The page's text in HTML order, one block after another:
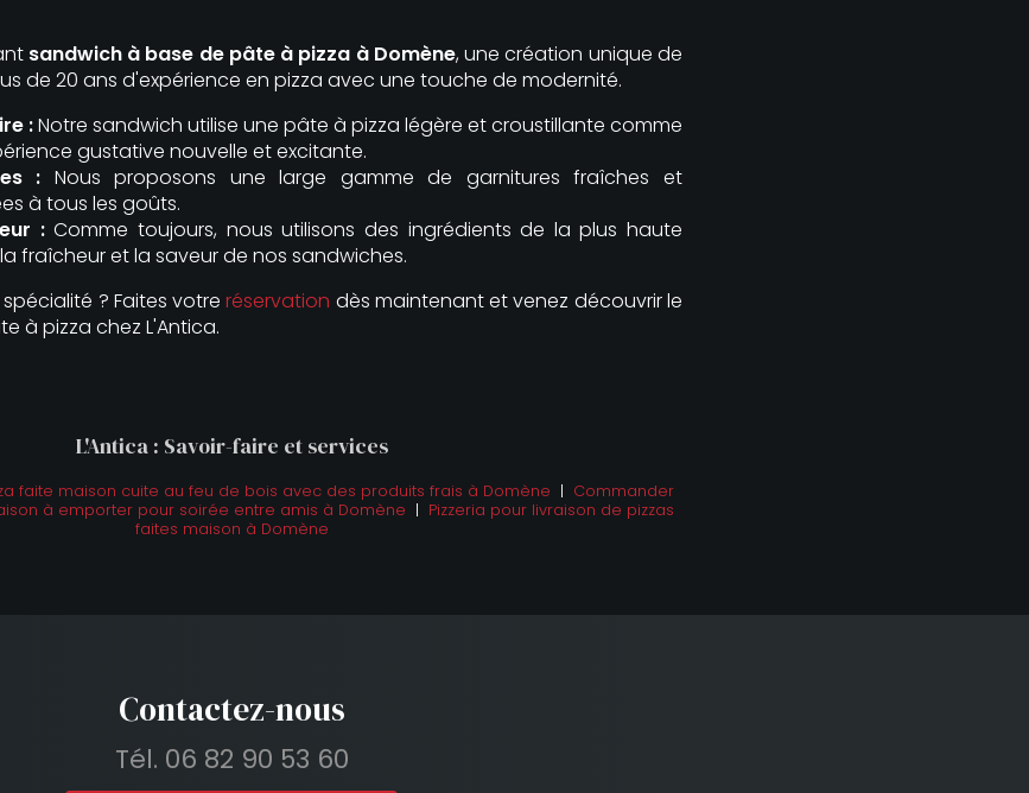
sandwich à base de pâte à pizza à Domène, une création unique de
de 20 ans d'expérience en pizza avec une touche de modernité.
:Notre sandwich utilise une pâte à pizza légère et croustillante comme
gustative nouvelle et excitante.
: Nous proposons une large gamme de garnitures fraîches et
à tous les goûts.
:Comme toujours, nous utilisons des ingrédients de la plus haute
fraîcheur et la saveur de nos sandwiches.
? Faites votreréservation dès maintenant et venez découvrir le
à pizza chez L'Antica.
L'Antica : Savoir-faire et services
faite maison cuite au feu de bois avec des produits frais à Domène | Commander
à emporter pour soirée entre amis à Domène | Pizzeria pour livraison de pizzas
faites maison à Domène
Contactez-nous
Tél. 06 82 90 53 60